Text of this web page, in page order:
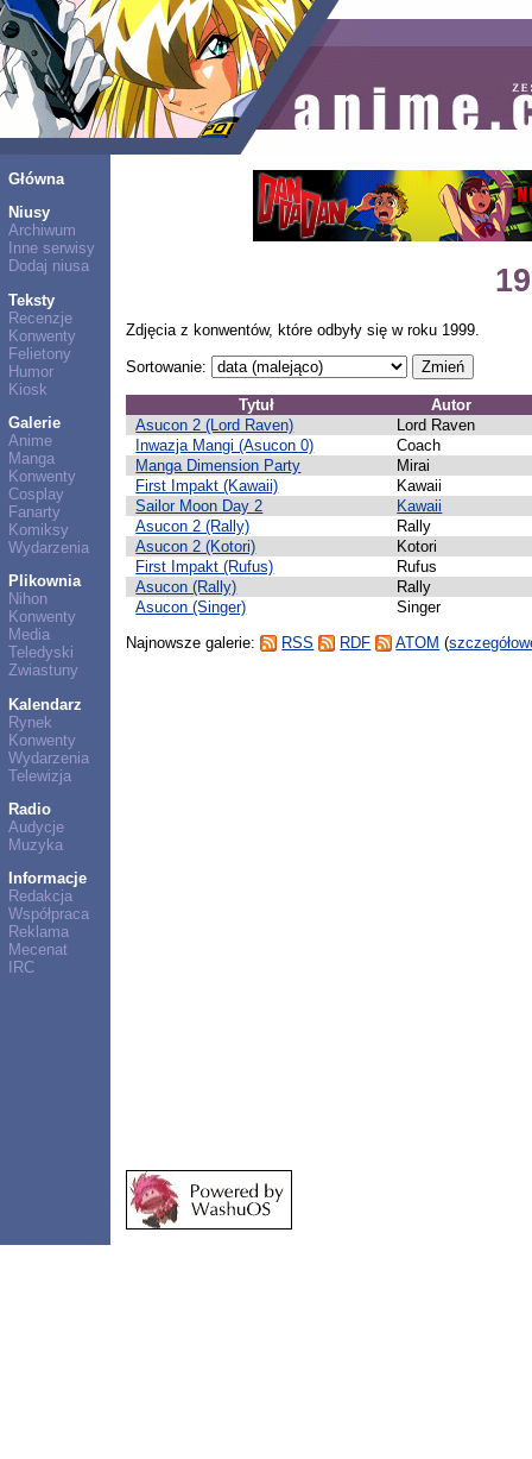
Główna
Niusy
Archiwum
Inne serwisy
Dodaj niusa
Teksty
Recenzje
Konwenty
Felietony
Humor
Kiosk
Galerie
Anime
Manga
Konwenty
Cosplay
Fanarty
Komiksy
Wydarzenia
Plikownia
Nihon
Konwenty
Media
Teledyski
Zwiastuny
Kalendarz
Rynek
Konwenty
Wydarzenia
Telewizja
Radio
Audycje
Muzyka
Informacje
Redakcja
Współpraca
Reklama
Mecenat
IRC
Zdjęcia z konwentów, które odbyły się w roku 1999.
Sortowanie:
Tytuł
Autor
Asucon 2 (Lord Raven)
Lord Raven
Inwazja Mangi (Asucon 0)
Coach
Manga Dimension Party
Mirai
First Impakt (Kawaii)
Kawaii
Sailor Moon Day 2
Kawaii
Asucon 2 (Rally)
Rally
Asucon 2 (Kotori)
Kotori
First Impakt (Rufus)
Rufus
Asucon (Rally)
Rally
Asucon (Singer)
Singer
Najnowsze galerie:
RSS RDF ATOM (